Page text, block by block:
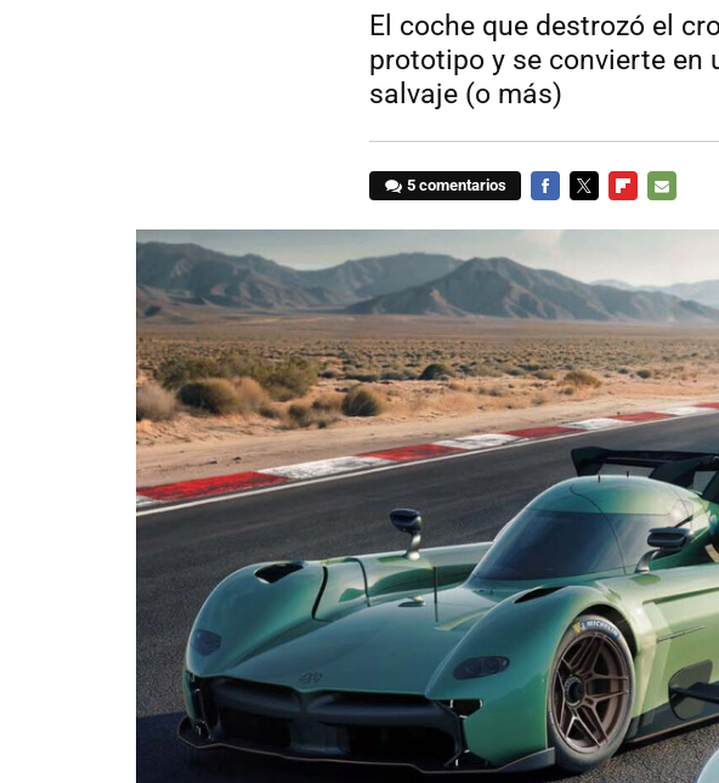
El coche que destrozó el
prototipo y se convierte en
salvaje (o más)
5 comentarios